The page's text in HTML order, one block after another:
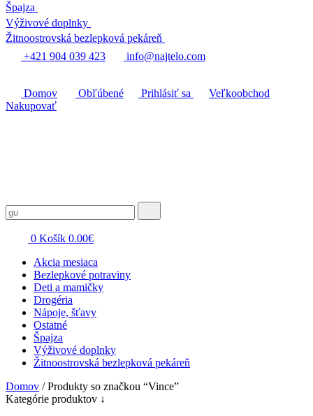
Špajza
Výživové doplnky
Žitnoostrovská bezlepková pekáreň
+421 904 039 423
info@najtelo.com
Domov Obľúbené Prihlásiť sa
Veľkoobchod
Nakupovať
0 Košík 0.00€
Akcia mesiaca
Bezlepkové potraviny
Deti a mamičky
Drogéria
Nápoje, šťavy
Ostatné
Špajza
Výživové doplnky
Žitnoostrovská bezlepková pekáreň
Domov / Produkty so značkou “Vince”
Kategórie produktov ↓